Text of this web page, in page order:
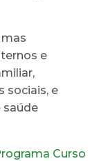
e
sociais, e
saúde
Curso